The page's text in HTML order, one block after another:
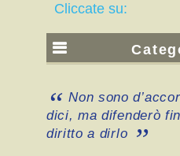
Cliccate su:
Non sono
dici, ma difenderò
diritto a dirlo